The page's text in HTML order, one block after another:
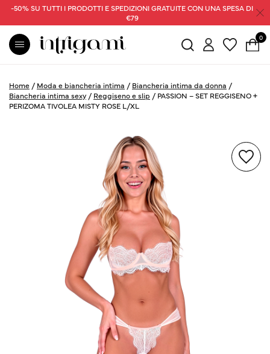
-50% SU TUTTI I PRODOTTI E SPEDIZIONI GRATUITE CON UNA SPESA DI
€79
0
Home / Moda e biancheria intima / Biancheria intima da donna /
Biancheria intima sexy / Reggiseno e slip / PASSION – SET REGGISENO +
PERIZOMA TIVOLEA MISTY ROSE L/XL